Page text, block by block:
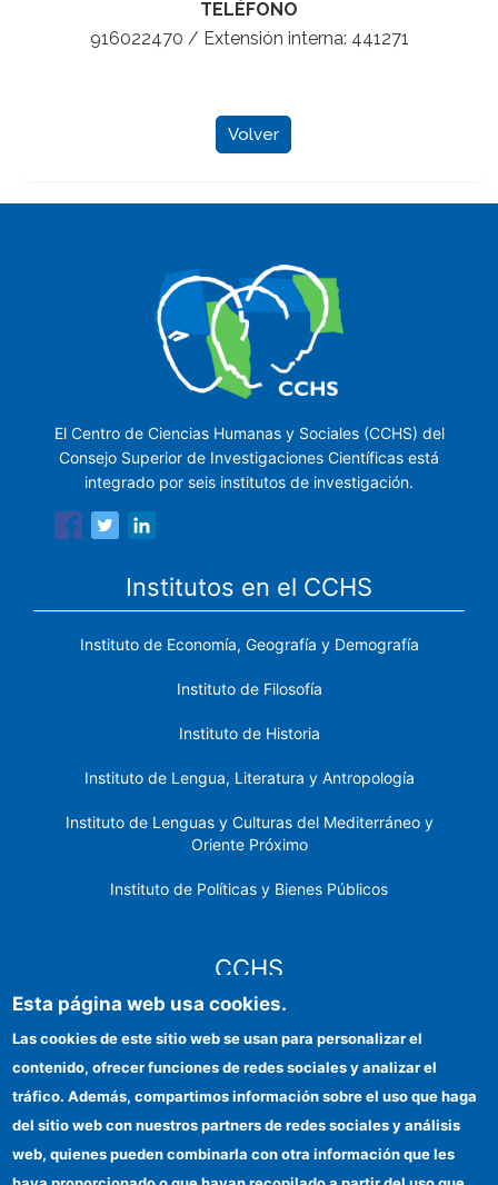
TELÉFONO
916022470 / Extensión interna: 441271
Volver
El Centro de Ciencias Humanas y Sociales (CCHS) del
Consejo Superior de Investigaciones Científicas está
integrado por seis institutos de investigación.
Institutos en el CCHS
Instituto de Economía, Geografía y Demografía
Instituto de Filosofía
Instituto de Historia
Instituto de Lengua, Literatura y Antropología
Instituto de Lenguas y Culturas del Mediterráneo y
Oriente Próximo
Instituto de Políticas y Bienes Públicos
CCHS
Identidad institucional
Ayudas FEDER
Esta página web usa cookies.
Las cookies de este sitio web se usan para personalizar el
contenido, ofrecer funciones de redes sociales y analizar el
tráfico. Además, compartimos información sobre el uso que haga
del sitio web con nuestros partners de redes sociales y análisis
web, quienes pueden combinarla con otra información que les